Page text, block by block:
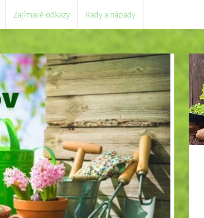
Zajímavé odkazy Rady a nápady